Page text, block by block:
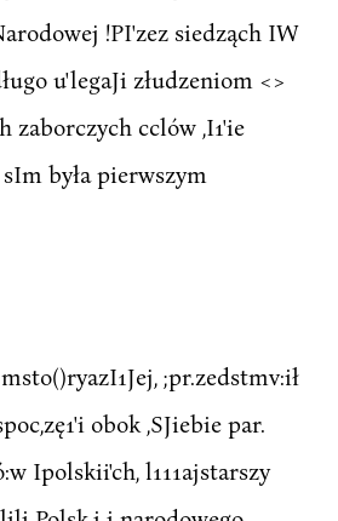
!PI'zez siedząch IW
u'legaJi złudzeniom <>
zaborczych cclów ,I1'ie
była pierwszym
;pr.zedstmv:ił
obok ,SJiebie par.
Ipolskii'ch, l111ajstarszy